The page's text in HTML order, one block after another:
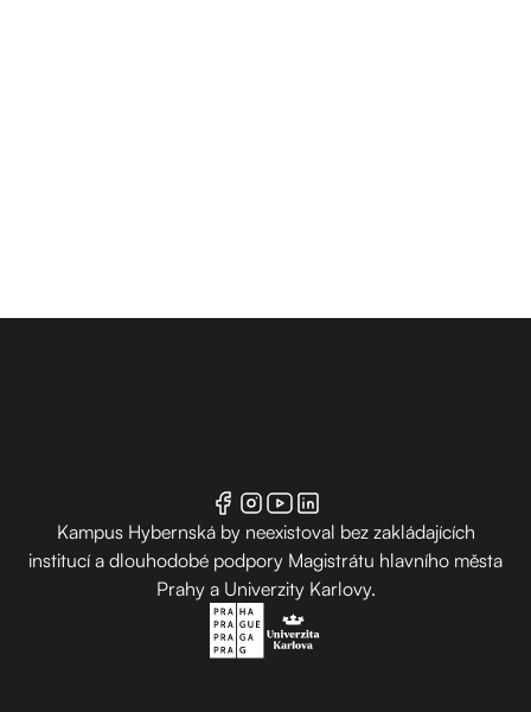
Kampus Hybernská by neexistoval bez zakládajících
institucí a dlouhodobé podpory Magistrátu hlavního města
Prahy a Univerzity Karlovy.